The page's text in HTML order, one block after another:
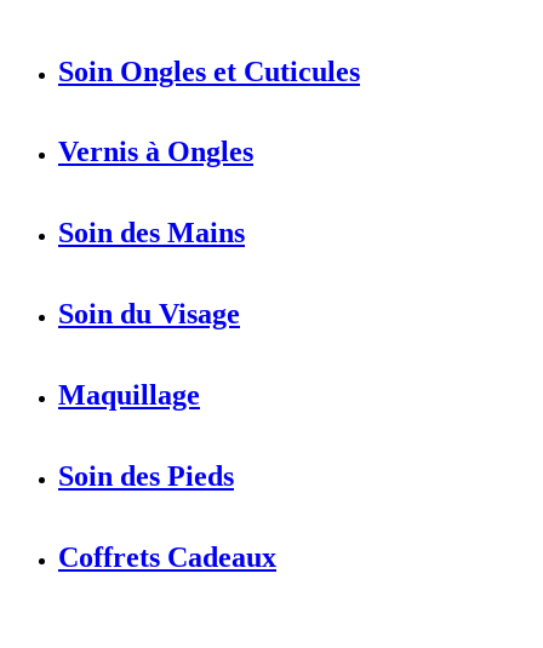
Soin Ongles et Cuticules
Vernis à Ongles
Soin des Mains
Soin du Visage
Maquillage
Soin des Pieds
Coffrets Cadeaux